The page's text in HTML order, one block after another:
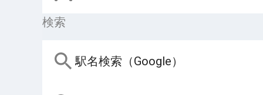
検索
駅名検索（Google）